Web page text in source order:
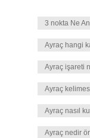
3 nokta Ne
Ayraç hangi
Ayraç işareti
Ayraç
Ayraç nasıl
Ayraç nedir